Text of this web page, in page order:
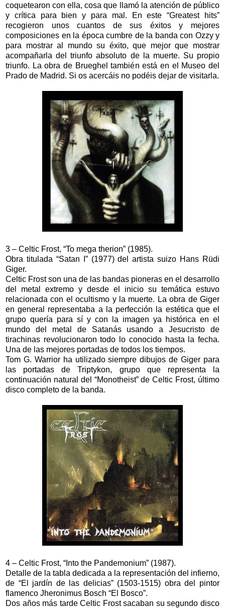
coquetearon con ella, cosa que llamó la atención de público
y crítica para bien y para mal. En este “Greatest hits”
recogieron unos cuantos de sus éxitos y mejores
composiciones en la época cumbre de la banda con Ozzy y
para mostrar al mundo su éxito, que mejor que mostrar
acompañarla del triunfo absoluto de la muerte. Su propio
triunfo. La obra de Brueghel también está en el Museo del
Prado de Madrid. Si os acercáis no podéis dejar de visitarla.
3 – Celtic Frost, “To mega therion” (1985).
Obra titulada “Satan I” (1977) del artista suizo Hans Rüdi
Giger.
Celtic Frost son una de las bandas pioneras en el desarrollo
del metal extremo y desde el inicio su temática estuvo
relacionada con el ocultismo y la muerte. La obra de Giger
en general representaba a la perfección la estética que el
grupo quería para sí y con la imagen ya histórica en el
mundo del metal de Satanás usando a Jesucristo de
tirachinas revolucionaron todo lo conocido hasta la fecha.
Una de las mejores portadas de todos los tiempos.
Tom G. Warrior ha utilizado siempre dibujos de Giger para
las portadas de Triptykon, grupo que representa la
continuación natural del “Monotheist” de Celtic Frost, último
disco completo de la banda.
4 – Celtic Frost, “Into the Pandemonium” (1987).
Detalle de la tabla dedicada a la representación del infierno,
de “El jardín de las delicias” (1503-1515) obra del pintor
flamenco Jheronimus Bosch “El Bosco”.
Dos años más tarde Celtic Frost sacaban su segundo disco